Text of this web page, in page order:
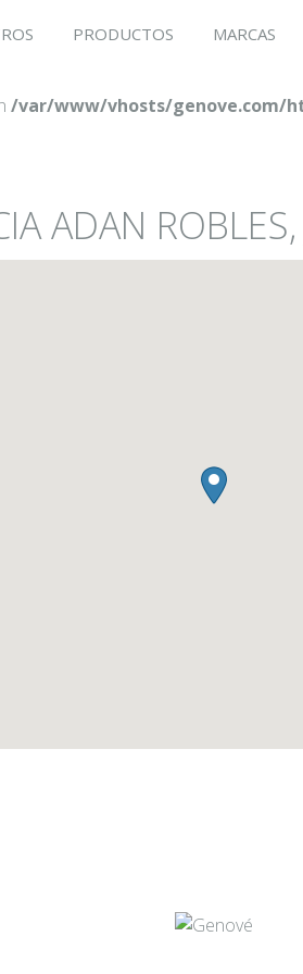
PRODUCTOS MARCAS
/var/www/vhosts/genove.com/
ADAN ROBLES,